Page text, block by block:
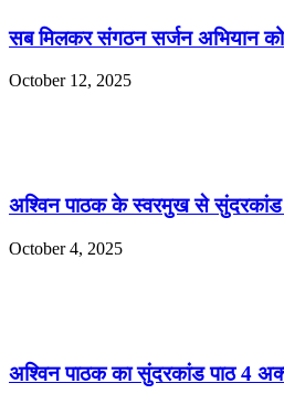
सब मिलकर संगठन सर्जन अभियान
October 12, 2025
अश्विन पाठक के स्वरमुख से सुंदरकांड
October 4, 2025
अश्विन पाठक का सुंदरकांड पाठ 4